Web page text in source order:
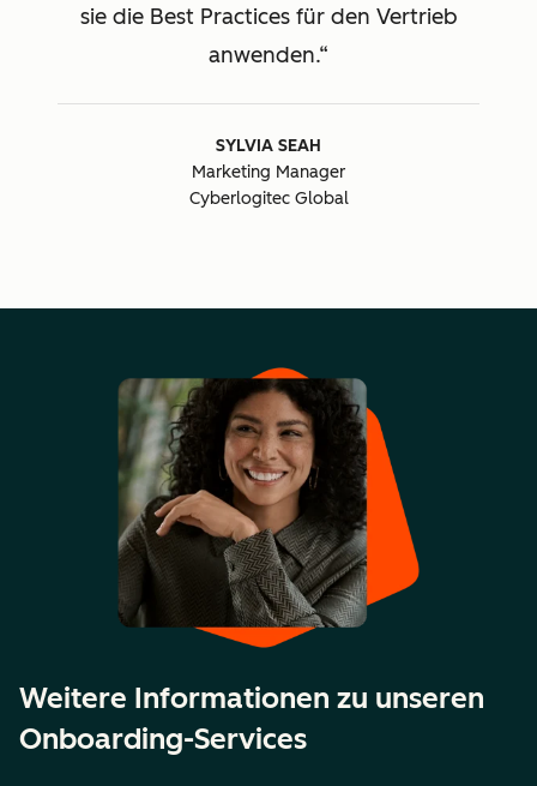
sie die Best Practices für den Vertrieb
anwenden.
SYLVIA SEAH
Marketing Manager
Cyberlogitec Global
Weitere Informationen zu unseren
Onboarding-Services